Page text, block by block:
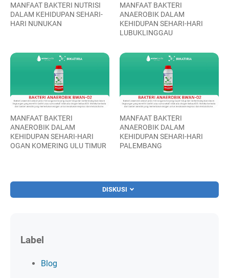
MANFAAT BAKTERI NUTRISI
DALAM KEHIDUPAN SEHARI-
HARI NUNUKAN
MANFAAT BAKTERI
ANAEROBIK DALAM
KEHIDUPAN SEHARI-HARI
LUBUKLINGGAU
MANFAAT BAKTERI
ANAEROBIK DALAM
KEHIDUPAN SEHARI-HARI
OGAN KOMERING ULU TIMUR
MANFAAT BAKTERI
ANAEROBIK DALAM
KEHIDUPAN SEHARI-HARI
PALEMBANG
DISKUSI
Label
Blog